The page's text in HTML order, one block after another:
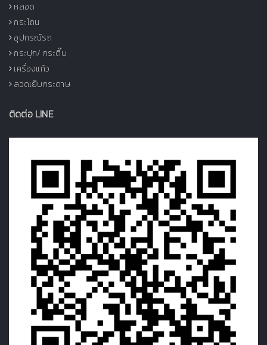
หลอด
กระโถน
อุปกรณ์รถ
กระปุก/ กระติ๊บ
เครื่องแก้ว
ลวดเย็บกระดาษ
ติดต่อ LINE